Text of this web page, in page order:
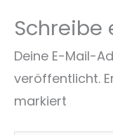
Schreibe
Deine E-Mail-
veröffentlicht.
markiert